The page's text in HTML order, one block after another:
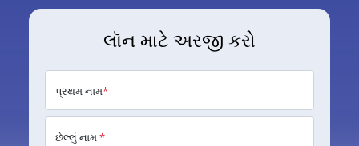
લૉન માટે અરજી કરો
પ્રથમ નામ*
છેલ્લું નામ*